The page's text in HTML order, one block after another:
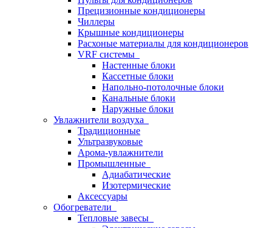
Прецизионные кондиционеры
Чиллеры
Крышные кондиционеры
Расхоные материалы для кондиционеров
VRF системы
Настенные блоки
Кассетные блоки
Напольно-потолочные блоки
Канальные блоки
Наружные блоки
Увлажнители воздуха
Традиционные
Ультразвуковые
Арома-увлажнители
Промышленныe
Адиабатические
Изотермические
Аксессуары
Обогреватели
Тепловые завесы